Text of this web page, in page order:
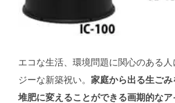
エコな生活、環境問題に関心のある
ジーな新築祝い。 家庭から出る生ごみ
堆肥に変えることができる画期的なア